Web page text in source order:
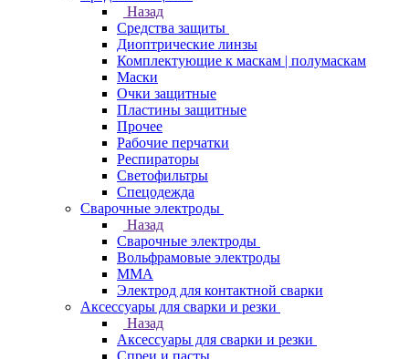
Назад
Средства защиты
Диоптрические линзы
Комплектующие к маскам | полумаскам
Маски
Очки защитные
Пластины защитные
Прочее
Рабочие перчатки
Респираторы
Светофильтры
Спецодежда
Сварочные электроды
Назад
Сварочные электроды
Вольфрамовые электроды
ММА
Электрод для контактной сварки
Аксессуары для сварки и резки
Назад
Аксессуары для сварки и резки
Спреи и пасты